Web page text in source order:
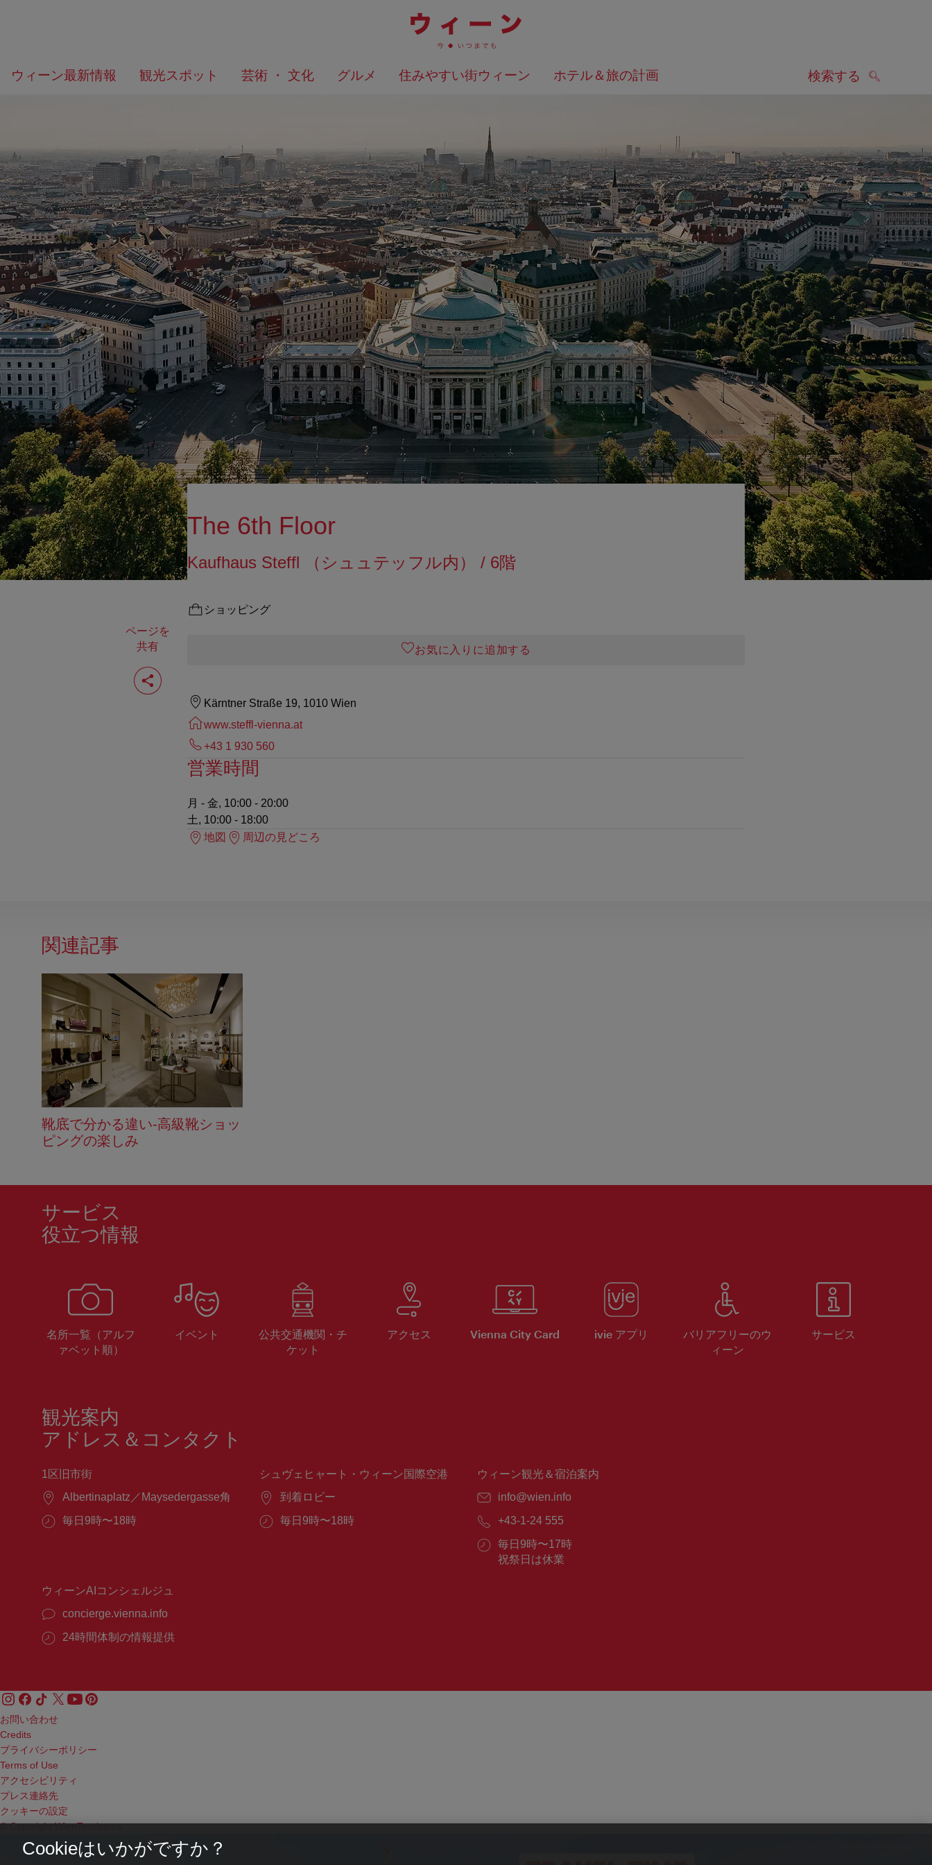
ニ
の
ッ
プ
へ
ウィーン最新情報 観光スポット 芸術 ・ 文化 グルメ 住みやすい街ウィーン ホテル＆旅の計画 検索する
何
を
か？
ページを
共有
ペ
ー
ジ
The 6th Floor
Kaufhaus Steffl （シュュテッフル内） / 6階
ショッピング
お気に入りに追加する
Kärntner Straße 19, 1010 Wien
www.steffl-vienna.at
+43 1 930 560
営業時間
月 - 金, 10:00 - 20:00
土, 10:00 - 18:00
地図
周辺の見どころ
関連記事
靴底で分かる違い‐高級靴ショッ
ピングの楽しみ
サービス
役立つ情報
名所一覧（アルフ
ァベット順）
イベント
公共交通機関・チ
ケット
アクセス Vienna City Card ivie アプリ
バリアフリーのウ
ィーン
サービス
観光案内
アドレス＆コンタクト
1区旧市街
場
Albertinaplatz／Maysedergasse角
営
毎日9時〜18時
シュヴェヒャート・ウィーン国際空港
場
到着ロビー
営
毎日9時〜18時
ウィーン観光＆宿泊案内
E
ー
ル：
info@wien.info
電
番
号：
+43-1-24 555
営
業
毎日9時〜17時
祝祭日は休業
ウィーンAIコンシェルジュ
concierge.vienna.info
24時間体制の情報提供
お問い合わせ
Credits
プライバシーポリシー
Terms of Use
アクセシビリティ
プレス連絡先
クッキーの設定
© Copyright WienTourismus
Cookieはいかがですか？